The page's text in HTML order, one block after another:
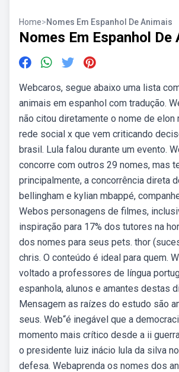
Home>Nomes Em Espanhol De Animais
Nomes Em Espanhol De
Webcaros, segue abaixo uma lista
animais em espanhol com tradução.
não citou diretamente o nome de elon
rede social x que vem criticando
brasil. Lula falou durante um evento.
concorre com outros 29 nomes, mas
principalmente, a concorrência direta
bellingham e kylian mbappé,
Webos personagens de filmes,
inspiração para 17% dos tutores na
dos nomes para seus pets. thor
chris. O conteúdo é ideal para quem.
voltado a professores de língua
espanhola, alunos e amantes destas
Mensagem as raízes do estudo são
seus. Web“é inegável que a
momento mais crítico desde a ii
o presidente luiz inácio lula da silva
defesa. Webaprenda os nomes dos